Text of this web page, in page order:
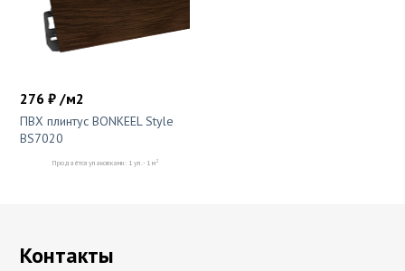
276 ₽ /м2
ПВХ плинтус BONKEEL Style
BS7020
Продаётся упаковками: 1 уп. - 1 м2
Контакты